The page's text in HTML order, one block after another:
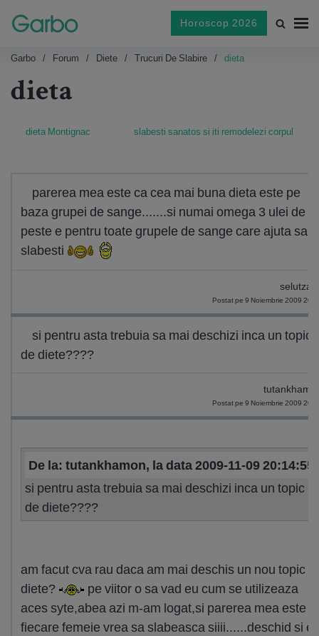
Horoscop 2026
Garbo Forum Diete Trucuri De Slabire dieta
dieta
dieta Montignac slabesti sanatos si iti remodelezi corpul
parerea mea este ca cea mai buna dieta este pe
baza grupei de sange.......si numai omega 3 ulei de
peste e pentru toate grupele de sange care ajuta sa
slabesti
Postat pe 9 Noiembrie 2009
si pentru asta trebuia sa mai deschizi inca un topic
de diete????
Postat pe 9 Noiembrie 2009
De la: tutankhamon, la data 2009-11-09 20:14:55
si pentru asta trebuia sa mai deschizi inca un topic
de diete????
am facut cva rau daca am mai deschis un nou topic
diete?
pe viitor o sa vad eu cum se utilizeaza
aces syte,abea azi m-am logat,si parerea mea este
fiecare femeie vrea sa slabeasca siiii......deschid si